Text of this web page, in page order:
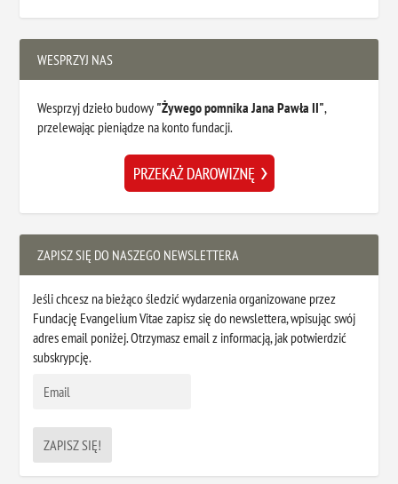
WESPRZYJ NAS
Wesprzyj dzieło budowy "Żywego pomnika Jana Pawła II",
przelewając pieniądze na konto fundacji.
ZAPISZ SIĘ DO NASZEGO NEWSLETTERA
Jeśli chcesz na bieżąco śledzić wydarzenia organizowane przez
Fundację Evangelium Vitae zapisz się do newslettera, wpisując swój
adres email poniżej. Otrzymasz email z informacją, jak potwierdzić
subskrypcję.